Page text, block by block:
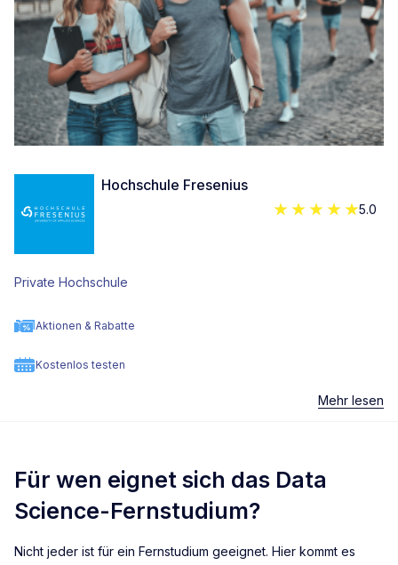
Hochschule Fresenius
5.0
Private Hochschule
Aktionen & Rabatte
Kostenlos testen
Mehr lesen
Für wen eignet sich das Data
Science-Fernstudium?
Nicht jeder ist für ein Fernstudium geeignet. Hier kommt es